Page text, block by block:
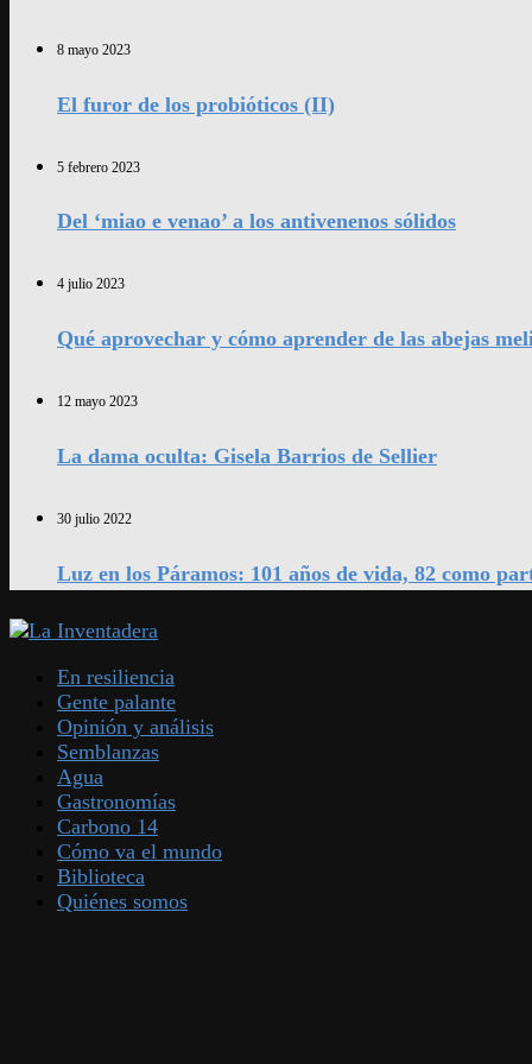
8 mayo 2023
El furor de los probióticos (II)
5 febrero 2023
Del ‘miao e venao’ a los antivenenos sólidos
4 julio 2023
Qué aprovechar y cómo aprender de las abejas
12 mayo 2023
La dama oculta: Gisela Barrios de Sellier
30 julio 2022
Luz en los Páramos: 101 años de vida, 82 como
En resiliencia
Gente palante
Opinión y análisis
Semblanzas
Agua
Gastronomías
Carbono 14
Cómo va el mundo
Biblioteca
Quiénes somos